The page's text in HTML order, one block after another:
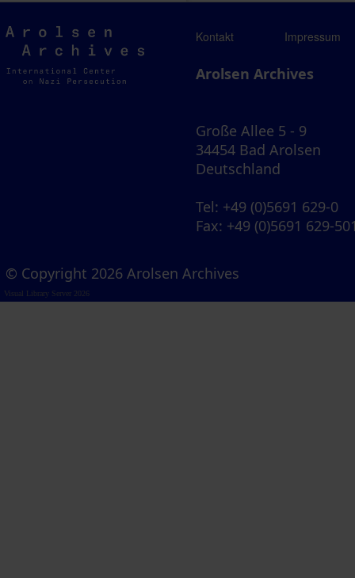
Arolsen
Archives
Kontakt Impressum
Arolsen Archives
Große Allee 5 - 9
34454 Bad Arolsen
Deutschland
Tel: +49 (0)5691 629-0
Fax: +49 (0)5691 629-
© Copyright 2026 Arolsen Archives
Visual Library Server 2026